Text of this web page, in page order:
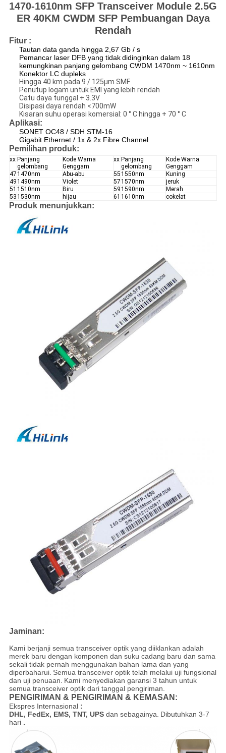
1470-1610nm SFP Transceiver Module 2.5G
ER 40KM CWDM SFP Pembuangan Daya
Rendah
Fitur :
Tautan data ganda hingga 2,67 Gb / s
Pemancar laser DFB yang tidakdidinginkan dalam 18
kemungkinan panjang gelombang CWDM 1470nm ~ 1610nm
Konektor LC dupleks
Hingga 40 km pada 9 / 125μm SMF
Penutup logam untuk EMI yang lebih rendah
Catu daya tunggal + 3.3V
Disipasi daya rendah <700mW
Kisaran suhu operasi komersial: 0 ° C hingga + 70 ° C
Aplikasi:
SONET OC48 / SDH STM-16
Gigabit Ethernet / 1x & 2x Fibre Channel
Pemilihan produk:
xx Panjang
gelombang
Kode Warna
Genggam
xx Panjang
gelombang
Kode Warna
Genggam
471470nm Abu-abu 551550nm
Kuning
491490nm Violet 571570nm
jeruk
51 1510nm Biru 591590nm
Merah
531530nm hijau 61 1610nm cokelat
Produk menunjukkan:
Jaminan:
Kami berjanji semua transceiver optik yang diiklankan adalah
merek baru dengan komponen dan suku cadang baru dan sama
sekali tidak pernah menggunakan bahan lama dan yang
diperbaharui. Semua transceiver optik telah melalui uji fungsional
dan uji penuaan. Kami menyediakan garansi 3 tahun untuk
semua transceiver optik dari tanggal pengiriman.
PENGIRIMAN & PENGIRIMAN & KEMASAN:
Ekspres Internasional :
DHL, FedEx, EMS, TNT, UPSdan sebagainya. Dibutuhkan 3-7
hari .